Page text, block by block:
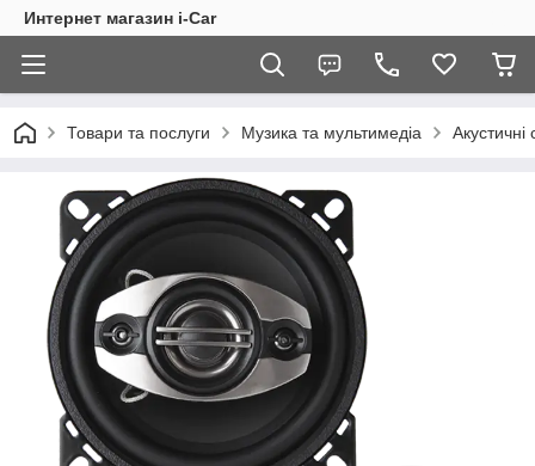
Интернет магазин i-Car
Товари та послуги Музика та мультимедіа Акустичні